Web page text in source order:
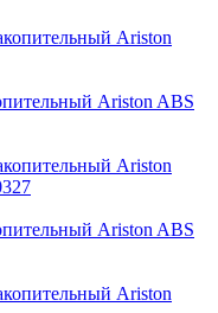
Ariston ABS
Ariston ABS